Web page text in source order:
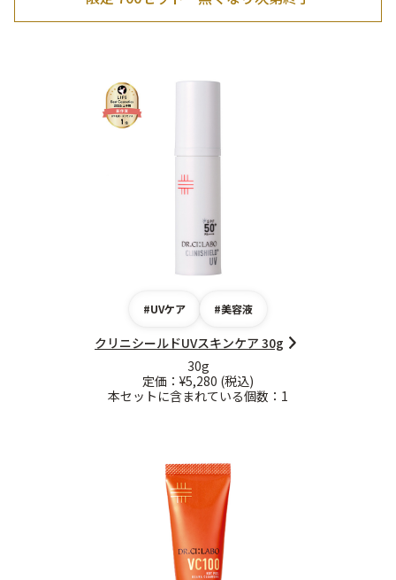
シミ・そばかす ゆるみ・ハリ
毛穴・キメ
トライアルキット
ベストコスメ受賞商品
#UVケア #美容液
クリニシールドUVスキンケア 30g
30g
定価：¥5,280 (税込)
本セットに含まれている個数：1